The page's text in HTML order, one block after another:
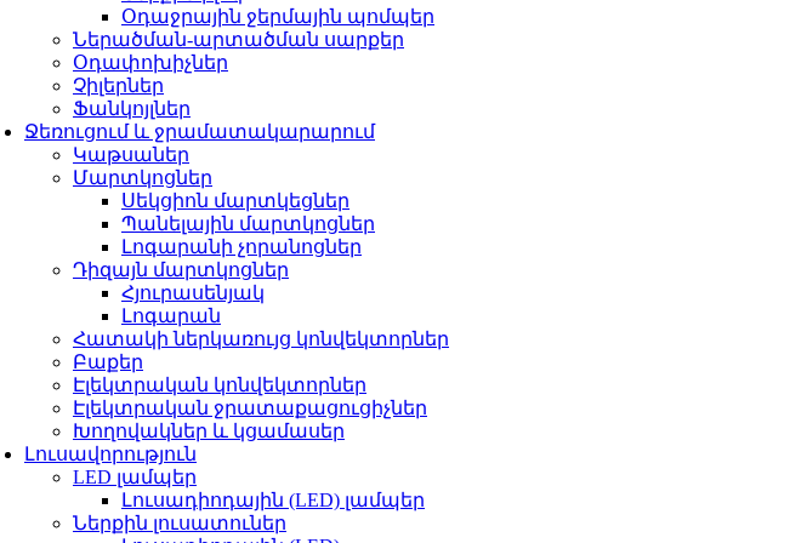
Օդաջրային ջերմային պոմպեր
Ներածման-արտածման սարքեր
Օդափոխիչներ
Չիլերներ
Ֆանկոյլներ
Ջեռուցում և ջրամատակարարում
Կաթսաներ
Մարտկոցներ
Սեկցիոն մարտկեցներ
Պանելային մարտկոցներ
Լոգարանի չորանոցներ
Դիզայն մարտկոցներ
Հյուրասենյակ
Լոգարան
Հատակի ներկառույց կոնվեկտորներ
Բաքեր
Էլեկտրական կոնվեկտորներ
Էլեկտրական ջրատաքացուցիչներ
Խողովակներ և կցամասեր
Լուսավորություն
LED լամպեր
Լուսադիոդային (LED) լամպեր
Ներքին լուսատուներ